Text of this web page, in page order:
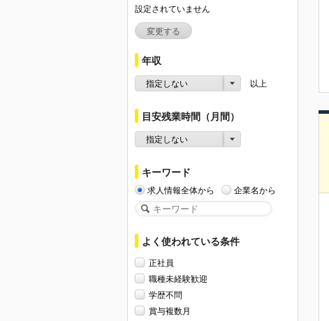
設定されていません
変更する
年収
指定しない 以上
目安残業時間（月間）
指定しない
キーワード
求人情報全体から 企業名から
よく使われている条件
正社員
職種未経験歓迎
学歴不問
賞与複数月